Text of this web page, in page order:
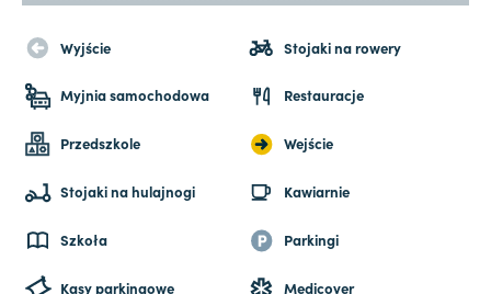
Wyjście Stojaki na rowery
Myjnia samochodowa Restauracje
Przedszkole Wejście
Stojaki na hulajnogi Kawiarnie
Szkoła Parkingi
Kasy parkingowe Medicover